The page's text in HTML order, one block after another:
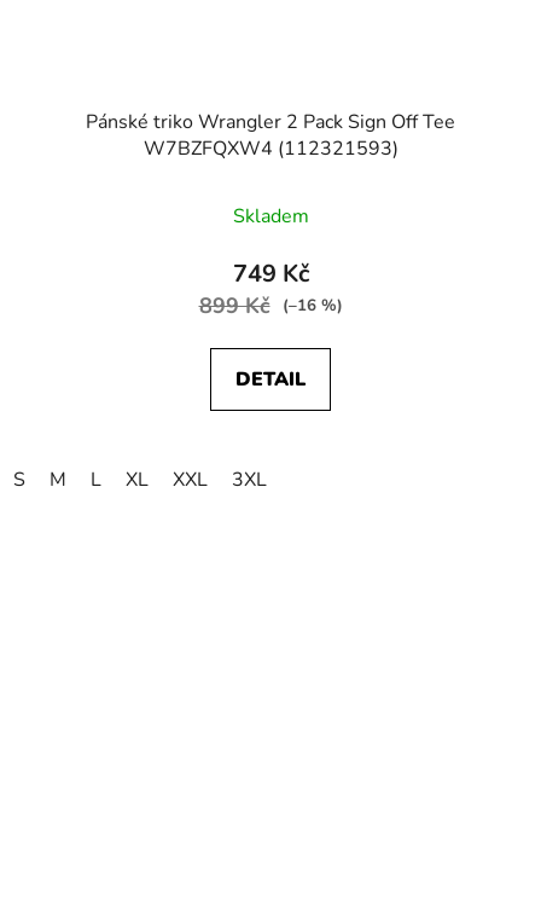
Pánské triko Wrangler 2 Pack Sign Off Tee
W7BZFQXW4 (112321593)
Skladem
749 Kč
899 Kč (–16 %)
DETAIL
S M L XL XXL 3XL